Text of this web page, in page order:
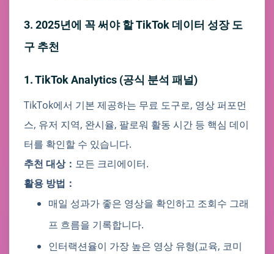
3. 2025년에 꼭 써야 할 TikTok 데이터 성장 도
구 추천
1. TikTok Analytics (공식 분석 패널)
TikTok에서 기본 제공하는 무료 도구로, 영상 퍼포먼
스, 유저 지역, 완시율, 팔로워 활동 시간 등 핵심 데이
터를 확인할 수 있습니다.
추천 대상： 모든 크리에이터.
활용 방법：
매일 성과가 좋은 영상을 확인하고 조회수 그래
프 흐름을 기록합니다.
인터랙션율이 가장 높은 영상 유형(교육, 코미